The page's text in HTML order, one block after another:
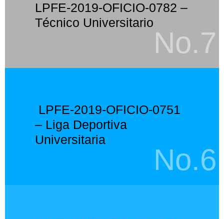
LPFE-2019-OFICIO-0782 –
Técnico Universitario
No.7
LPFE-2019-OFICIO-0751
– Liga Deportiva
Universitaria
No.6